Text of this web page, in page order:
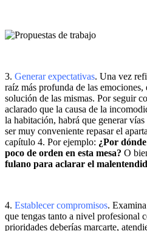
3. Generar expectativas. Una vez
raíz más profunda de las emociones,
solución de las mismas. Por seguir
aclarado que la causa de la
la habitación, habrá que generar
ser muy conveniente repasar el
capítulo 4. Por ejemplo: ¿Por
poco de orden en esta mesa? O
fulano para aclarar el
4. Establecer compromisos.
que tengas tanto a nivel profesional
prioridades deberías marcarte,